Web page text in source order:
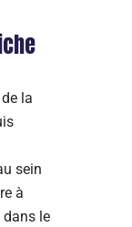
la
sein
à
dans le